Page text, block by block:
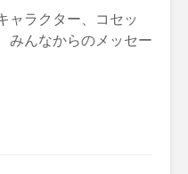
ャラクター、コセッ
みんなからのメッセー